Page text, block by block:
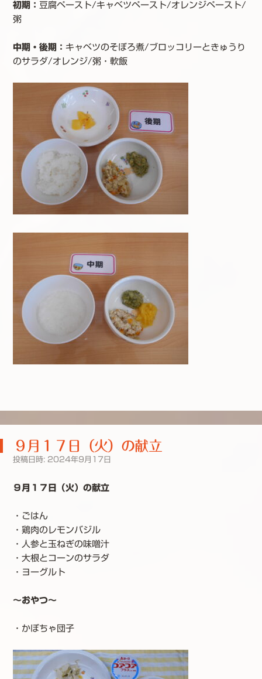
初期： 豆腐ペースト/キャベツペースト/オレンジペースト/
粥
中期・後期： キャベツのそぼろ煮/ブロッコリーときゅうり
のサラダ/オレンジ/粥・軟飯
９月１７日（火）の献立
投稿日時: 2024年9月17日
９月１７日（火）の献立
・ごはん
・鶏肉のレモンバジル
・人参と玉ねぎの味噌汁
・大根とコーンのサラダ
・ヨーグルト
～おやつ～
・かぼちゃ団子